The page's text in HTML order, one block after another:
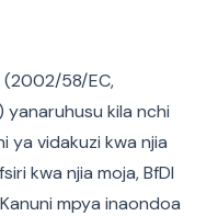
(2002/58/EC,
kila nchi
ya vidakuzi kwa njia
kwa njia moja, BfDI
mpya inaondoa